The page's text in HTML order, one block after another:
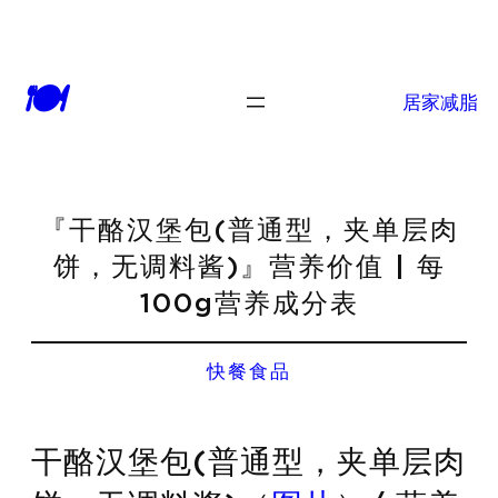
🍽 居家减脂
『干酪汉堡包(普通型，夹单层肉
饼，无调料酱)』营养价值 | 每
100g营养成分表
快餐食品
干酪汉堡包(普通型，夹单层肉